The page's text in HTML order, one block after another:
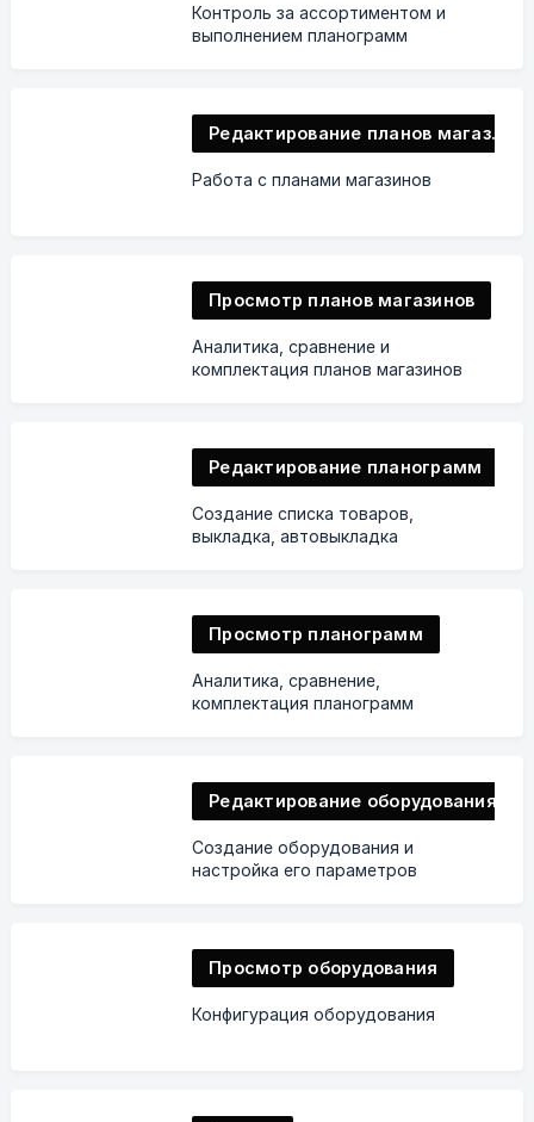
Контроль за ассортиментом и
выполнением планограмм
Редактирование планов магазинов
Работа с планами магазинов
Просмотр планов магазинов
Аналитика, сравнение и
комплектация планов магазинов
Редактирование планограмм
Создание списка товаров,
выкладка, автовыкладка
Просмотр планограмм
Аналитика, сравнение,
комплектация планограмм
Редактирование оборудования
Создание оборудования и
настройка его параметров
Просмотр оборудования
Конфигурация оборудования